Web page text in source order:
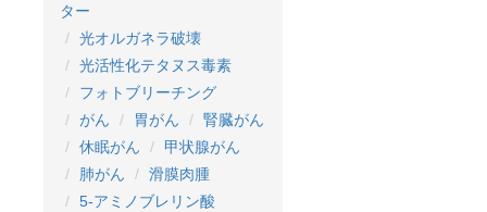
ター
光オルガネラ破壊
光活性化テタヌス毒素
フォトブリーチング
がん
胃がん
腎臓がん
休眠がん
甲状腺がん
肺がん
滑膜肉腫
5-アミノブレリン酸